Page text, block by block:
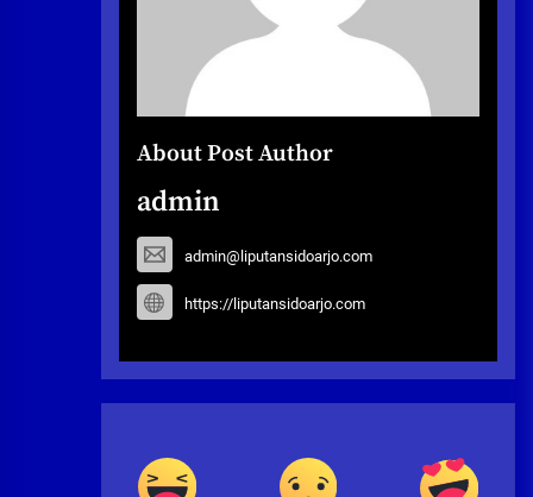
About Post Author
admin
admin@liputansidoarjo.com
https://liputansidoarjo.com